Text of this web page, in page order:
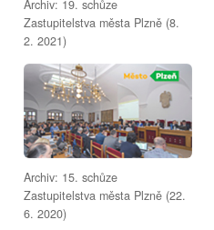
Archiv: 19. schůze
Zastupitelstva města Plzně (8.
2. 2021)
Archiv: 15. schůze
Zastupitelstva města Plzně (22.
6. 2020)